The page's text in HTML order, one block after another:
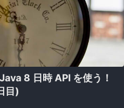
8 日時 API を使う！
目)